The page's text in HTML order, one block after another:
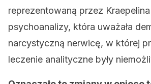
reprezentowaną przez
psychoanalizy, która uważała
narcystyczną nerwicę, w której
leczenie analityczne były